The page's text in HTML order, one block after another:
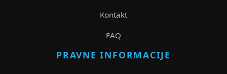
Kontakt
FAQ
PRAVNE INFORMACIJE